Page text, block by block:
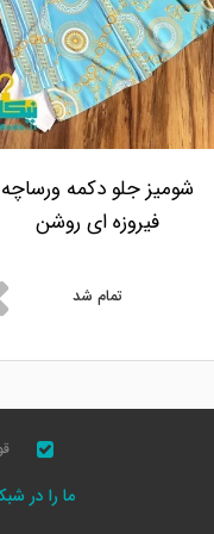
شومیز جلو دکمه ورساچه
فیروزه ای روشن
تمام شد
ما را در